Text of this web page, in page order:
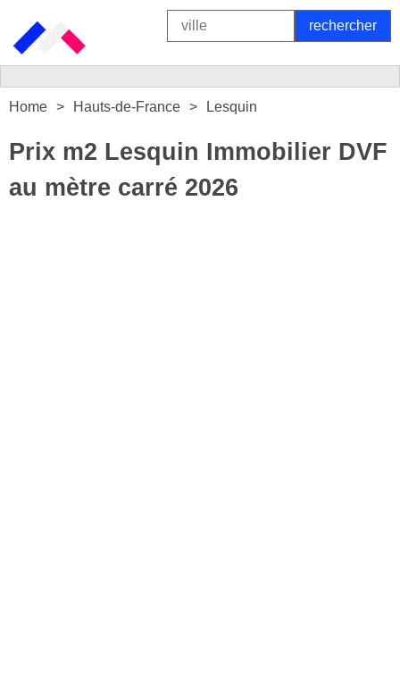
Home Hauts-de-France Lesquin
Prix m2 Lesquin Immobilier DVF
au mètre carré 2026